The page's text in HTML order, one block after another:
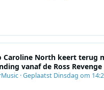
Caroline North keert terug
vanaf de Ross Revenge
·Geplaatst Dinsdag om